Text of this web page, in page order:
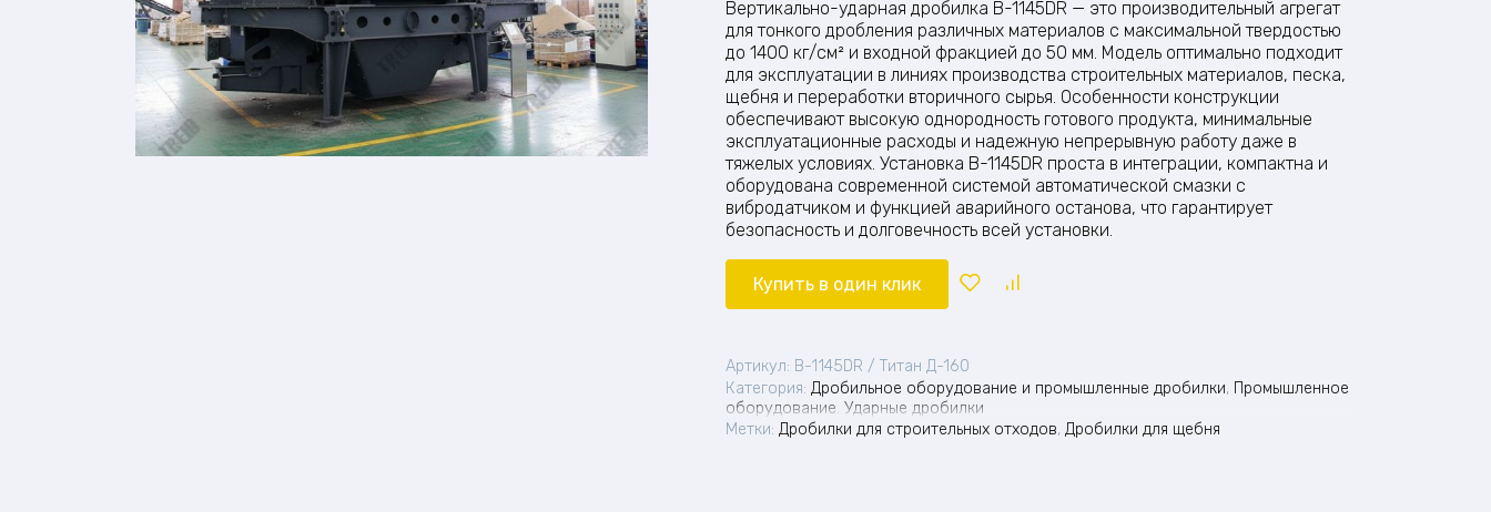
Вертикально-ударная дробилка B-1145DR — это производительный агрегат
для тонкого дробления различных материалов с максимальной твердостью
до 1400 кг/см² и входной фракцией до 50 мм. Модель оптимально подходит
для эксплуатации в линиях производства строительных материалов, песка,
щебня и переработки вторичного сырья. Особенности конструкции
обеспечивают высокую однородность готового продукта, минимальные
эксплуатационные расходы и надежную непрерывную работу даже в
тяжелых условиях. Установка B-1145DR проста в интеграции, компактна и
оборудована современной системой автоматической смазки с
вибродатчиком и функцией аварийного останова, что гарантирует
безопасность и долговечность всей установки.
Купить в один клик
Артикул: B-1145DR / Титан Д-160
Категория: Дробильное оборудование и промышленные дробилки, Промышленное
оборудование, Ударные дробилки
Метки: Дробилки для строительных отходов, Дробилки для щебня